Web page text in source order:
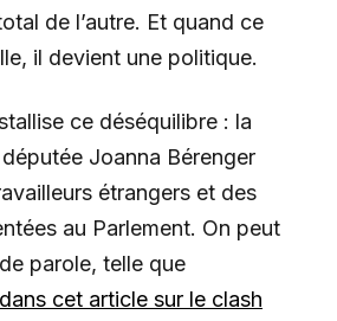
de l’autre. Et quand ce
il devient une politique.
ce déséquilibre : la
Joanna Bérenger
étrangers et des
au Parlement. On peut
parole, telle que
dans cet article sur le clash